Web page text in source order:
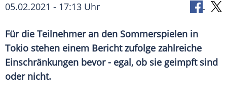
05.02.2021 - 17:13 Uhr
Für die Teilnehmer an den Sommerspielen in
Tokio stehen einem Bericht zufolge zahlreiche
Einschränkungen bevor - egal, ob sie geimpft sind
oder nicht.